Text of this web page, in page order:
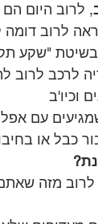
, לרוב היום
לרוב
בשיטת "שקע
לרכב לרוב
וכיו'ב
עם
כבל או
מזה